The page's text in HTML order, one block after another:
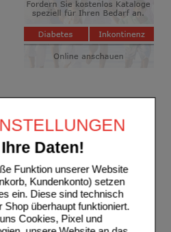
Daten!
Funktion unserer Website
Kundenkonto) setzen
ein. Diese sind technisch
Shop überhaupt funktioniert.
Cookies, Pixel und